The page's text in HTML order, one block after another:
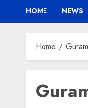
HOME NEWS
Home